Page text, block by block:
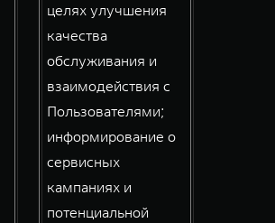
целях улучшения
качества
обслуживания и
взаимодействия с
Пользователями;
информирование о
сервисных
кампаниях и
потенциальной